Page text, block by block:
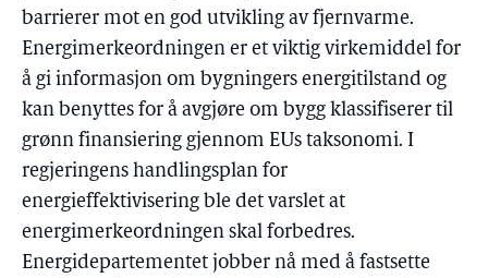
barrierer mot en god utvikling av fjernvarme.
Energimerkeordningen er et viktig virkemiddel for
å gi informasjon om bygningers energitilstand og
kan benyttes for å avgjøre om bygg klassifiserer til
grønn finansiering gjennom EUs taksonomi. I
regjeringens handlingsplan for
energieffektivisering ble det varslet at
energimerkeordningen skal forbedres.
Energidepartementet jobber nå med å fastsette